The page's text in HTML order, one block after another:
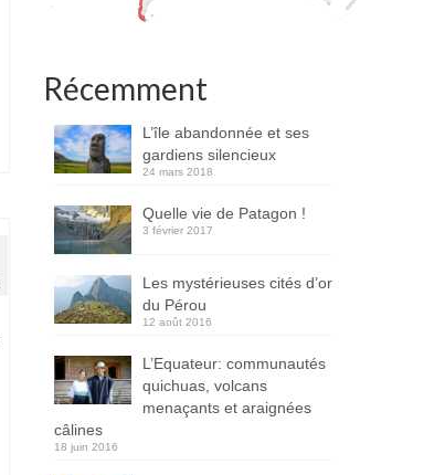
Récemment
L’île abandonnée et ses
gardiens silencieux
24 mars 2018
Quelle vie de Patagon !
3 février 2017
Les mystérieuses cités d’or
du Pérou
12 août 2016
L’Equateur: communautés
quichuas, volcans
menaçants et araignées
câlines
18 juin 2016